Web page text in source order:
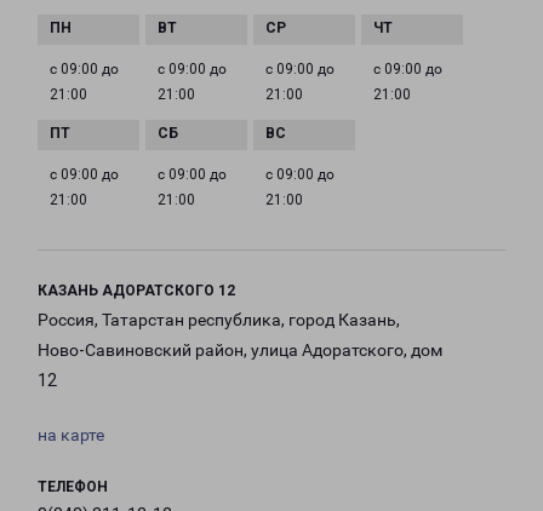
с 09:00 до
21:00
с 09:00 до
21:00
с 09:00 до
21:00
с 09:00 до
21:00
с 09:00 до
21:00
с 09:00 до
21:00
с 09:00 до
21:00
КАЗАНЬ АДОРАТСКОГО 12
Россия, Татарстан республика, город Казань,
Ново-Савиновский район, улица Адоратского, дом
12
на карте
ТЕЛЕФОН